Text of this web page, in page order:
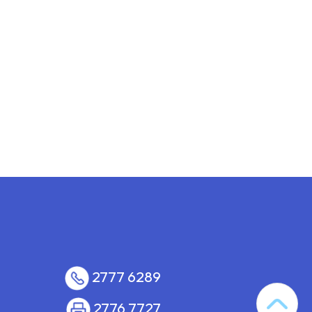
2777 6289
2776 7727